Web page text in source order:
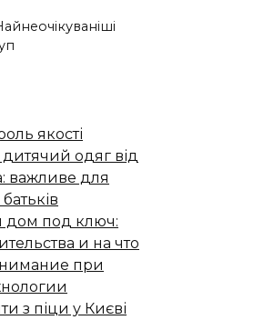
якості
одяг від
важливе для
дом под ключ:
и на что
при
з піци у Києві